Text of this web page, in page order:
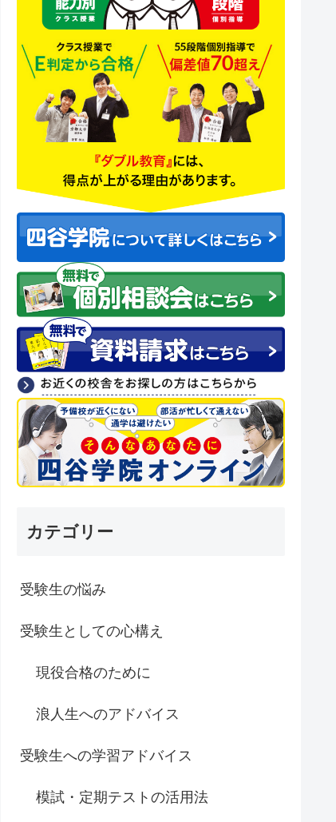
カテゴリー
受験生の悩み
受験生としての心構え
現役合格のために
浪人生へのアドバイス
受験生への学習アドバイス
模試・定期テストの活用法